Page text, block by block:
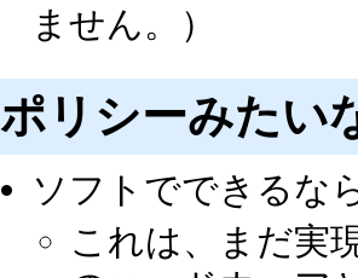
ません。）
ポリシーみたい
ソフトでできるな
これは、まだ実